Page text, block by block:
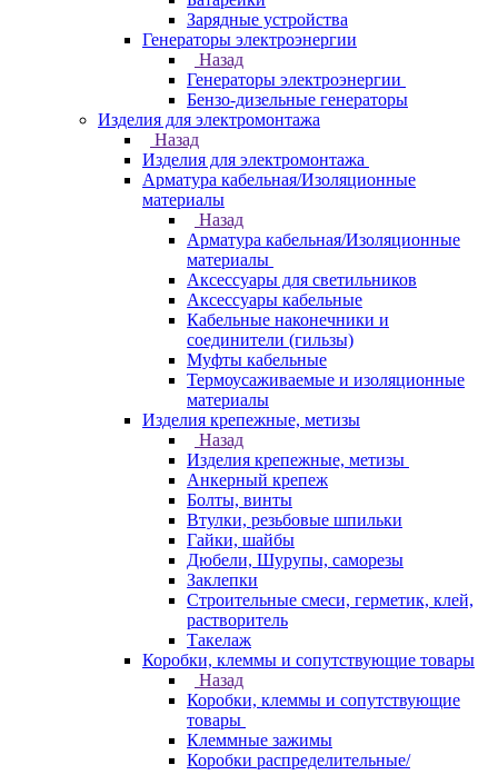
Зарядные устройства
Генераторы электроэнергии
Назад
Генераторы электроэнергии
Бензо-дизельные генераторы
Изделия для электромонтажа
Назад
Изделия для электромонтажа
Арматура кабельная/Изоляционные
материалы
Назад
Арматура кабельная/Изоляционные
материалы
Аксессуары для светильников
Аксессуары кабельные
Кабельные наконечники и
соединители (гильзы)
Муфты кабельные
Термоусаживаемые и изоляционные
материалы
Изделия крепежные, метизы
Назад
Изделия крепежные, метизы
Анкерный крепеж
Болты, винты
Втулки, резьбовые шпильки
Гайки, шайбы
Дюбели, Шурупы, саморезы
Заклепки
Строительные смеси, герметик, клей,
растворитель
Такелаж
Коробки, клеммы и сопутствующие товары
Назад
Коробки, клеммы и сопутствующие
товары
Клеммные зажимы
Коробки распределительные/